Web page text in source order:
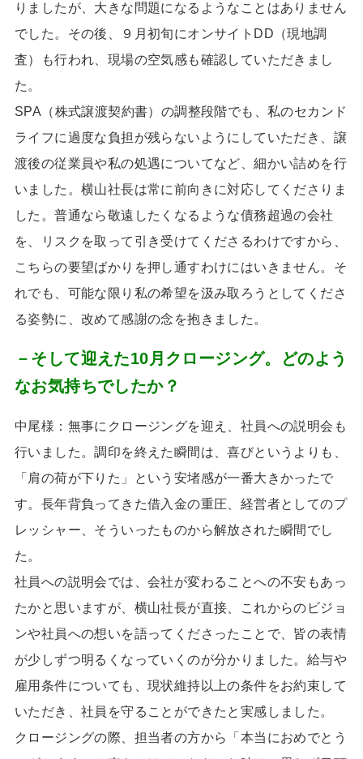
りましたが、大きな問題になるようなことはありません
でした。その後、９月初旬にオンサイト DD （現地調
査）も行われ、現場の空気感も確認していただきまし
た。
SPA （株式譲渡契約書）の調整段階でも、私のセカンド
ライフに過度な負担が残らないようにしていただき、譲
渡後の従業員や私の処遇についてなど、細かい詰めを行
いました。横山社長は常に前向きに対応してくださりま
した。普通なら敬遠したくなるような債務超過の会社
を、リスクを取って引き受けてくださるわけですから、
こちらの要望ばかりを押し通すわけにはいきません。そ
れでも、可能な限り私の希望を汲み取ろうとしてくださ
る姿勢に、改めて感謝の念を抱きました。
－そして迎えた10月クロージング。どのよう
なお気持ちでしたか？
中尾様：無事にクロージングを迎え、社員への説明会も
行いました。調印を終えた瞬間は、喜びというよりも、
「肩の荷が下りた」という安堵感が一番大きかったで
す。長年背負ってきた借入金の重圧、経営者としてのプ
レッシャー、そういったものから解放された瞬間でし
た。
社員への説明会では、会社が変わることへの不安もあっ
たかと思いますが、横山社長が直接、これからのビジョ
ンや社員への想いを語ってくださったことで、皆の表情
が少しずつ明るくなっていくのが分かりました。給与や
雇用条件についても、現状維持以上の条件をお約束して
いただき、社員を守ることができたと実感しました。
クロージングの際、担当者の方から「本当におめでとう